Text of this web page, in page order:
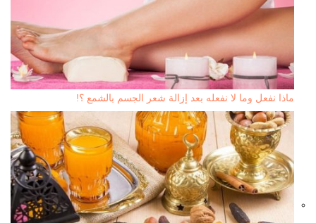
ماذا نفعل وما لا نفعله بعد إزالة شعر الجسم بالشمع ؟!